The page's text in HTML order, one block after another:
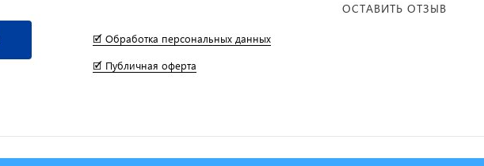
🗹 Обработка персональных данных
🗹 Публичная оферта
ОСТАВИТЬ ОТЗЫВ